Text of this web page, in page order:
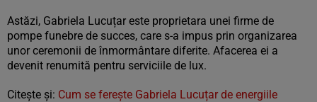
Astăzi, Gabriela Lucuțar este proprietara unei firme de
pompe funebre de succes, care s-a impus prin organizarea
unor ceremonii de înmormântare diferite. Afacerea ei a
devenit renumită pentru serviciile de lux.
Citește și: Cum se ferește Gabriela Lucuțar de energiile